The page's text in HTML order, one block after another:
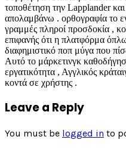
τοποθέτηση την Lapplander
απολαμβάνω . ορθογραφία το
γραμμές πληροί προσδοκία ,
επιφανής ότι η πλατφόρμα
διαφημιστικό ποπ μύγα που
Αυτό το μάρκετινγκ
εργατικότητα , Αγγλικός
κοντά σε χρήστης .
Leave a Reply
You must be logged in to